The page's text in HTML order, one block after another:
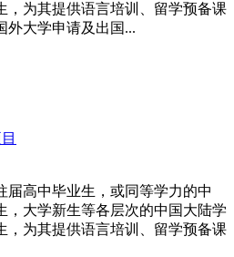
，为其提供语言培训、留学预备课
外大学申请及出国...
届高中毕业生，或同等学力的中
，大学新生等各层次的中国大陆学
，为其提供语言培训、留学预备课